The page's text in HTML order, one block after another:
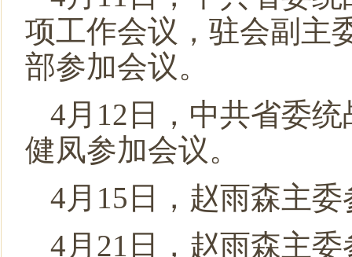
项工作会议，驻会副主
部参加会议。
4月12日，中共省委
健凤参加会议。
4月15日，赵雨森主
4月21日，赵雨森主